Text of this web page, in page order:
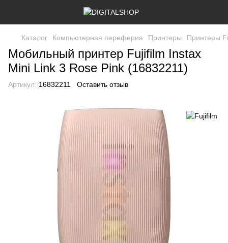
Каталог Компьютерная переферия Принтеры Принтеры
Мобильный принтер Fujifilm Instax
Mini Link 3 Rose Pink (16832211)
Артикул: 16832211 Оставить отзыв